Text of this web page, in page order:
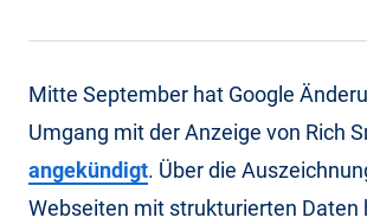
Mitte September hat Google
Umgang mit der Anzeige von Rich
angekündigt. Über die
Webseiten mit strukturierten Daten